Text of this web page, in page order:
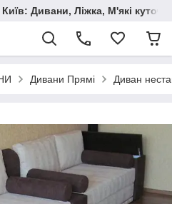
Дивани, Ліжка, М'які
Дивани Прямі Диван